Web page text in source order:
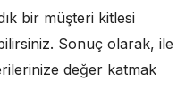
bir müşteri kitlesi
Sonuç olarak, ile
değer katmak